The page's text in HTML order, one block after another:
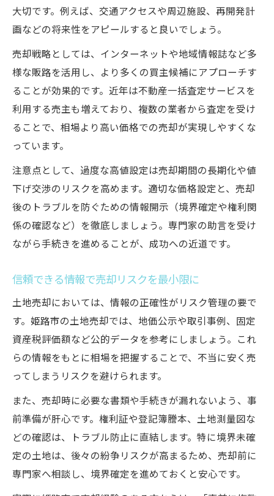
大切です。例えば、交通アクセスや周辺施設、再開発計
画などの将来性をアピールすると良いでしょう。
売却戦略としては、インターネットや地域情報誌など多
様な販路を活用し、より多くの買主候補にアプローチす
ることが効果的です。近年は不動産一括査定サービスを
利用する売主も増えており、複数の業者から査定を受け
ることで、相場より高い価格での売却が実現しやすくな
っています。
注意点として、過度な高値設定は売却期間の長期化や値
下げ交渉のリスクを高めます。適切な価格設定と、売却
後のトラブルを防ぐための情報開示（境界確定や権利関
係の確認など）を徹底しましょう。専門家の助言を受け
ながら手続きを進めることが、成功への近道です。
信頼できる情報で売却リスクを最小限に
土地売却においては、情報の正確性がリスク管理の要で
す。姫路市の土地売却では、地価公示や取引事例、固定
資産税評価額など公的データを参考にしましょう。これ
らの情報をもとに相場を把握することで、不当に安く売
ってしまうリスクを避けられます。
また、売却時に必要な書類や手続きが漏れないよう、事
前準備が肝心です。権利証や登記簿謄本、土地測量図な
どの確認は、トラブル防止に直結します。特に境界未確
定の土地は、後々の紛争リスクが高まるため、売却前に
専門家へ相談し、境界確定を進めておくと安心です。